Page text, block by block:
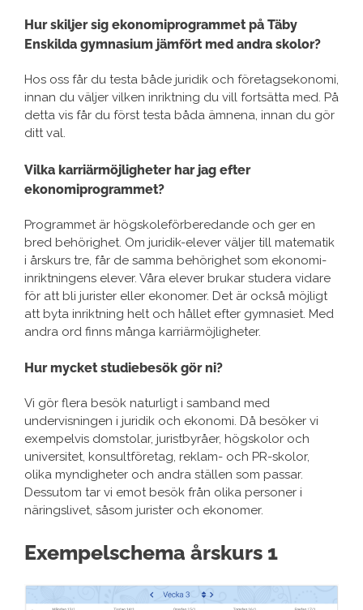
Hur skiljer sig ekonomiprogrammet på Täby
Enskilda gymnasium jämfört med andra skolor?
Hos oss får du testa både juridik och företagsekonomi,
innan du väljer vilken inriktning du vill fortsätta med. På
detta vis får du först testa båda ämnena, innan du gör
ditt val.
Vilka karriärmöjligheter har jag efter
ekonomiprogrammet?
Programmet är högskoleförberedande och ger en
bred behörighet. Om juridik-elever väljer till matematik
i årskurs tre, får de samma behörighet som ekonomi-
inriktningens elever. Våra elever brukar studera vidare
för att bli jurister eller ekonomer. Det är också möjligt
att byta inriktning helt och hållet efter gymnasiet. Med
andra ord finns många karriärmöjligheter.
Hur mycket studiebesök gör ni?
Vi gör flera besök naturligt i samband med
undervisningen i juridik och ekonomi. Då besöker vi
exempelvis domstolar, juristbyråer, högskolor och
universitet, konsultföretag, reklam- och PR-skolor,
olika myndigheter och andra ställen som passar.
Dessutom tar vi emot besök från olika personer i
näringslivet, såsom jurister och ekonomer.
Exempelschema årskurs 1